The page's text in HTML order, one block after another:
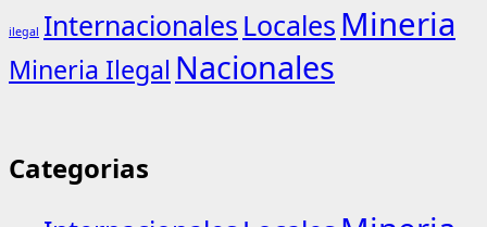
ilegal Internacionales Locales Mineria
Mineria Ilegal Nacionales
Categorias